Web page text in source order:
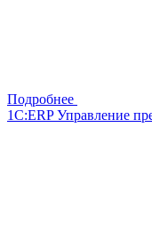
Подробнее
1С:ERP Управление